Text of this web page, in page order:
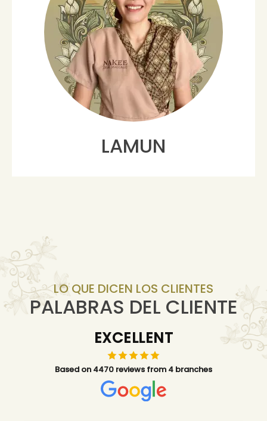
LAMUN
LO QUE DICEN LOS CLIENTES
PALABRAS DEL CLIENTE
EXCELLENT
Based on 4470 reviews from 4 branches